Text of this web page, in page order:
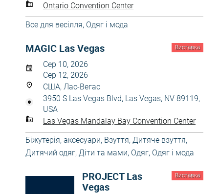
Ontario Convention Center
Все для весілля, Одяг і мода
Виставка
MAGIC Las Vegas
Сер 10, 2026
Сер 12, 2026
США, Лас-Вегас
3950 S Las Vegas Blvd, Las Vegas, NV 89119,
USA
Las Vegas Mandalay Bay Convention Center
Біжутерія, аксесуари, Взуття, Дитяче взуття,
Дитячий одяг, Діти та мами, Одяг, Одяг і мода
Виставка
PROJECT Las
Vegas